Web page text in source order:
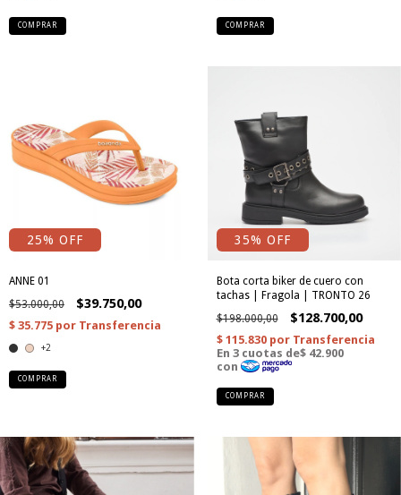
COMPRAR COMPRAR
25% OFF
ANNE 01
$53.000,00
$39.750,00
+2
COMPRAR
35% OFF
Bota corta biker de cuero con
tachas | Fragola | TRONTO 26
$198.000,00
$128.700,00
COMPRAR